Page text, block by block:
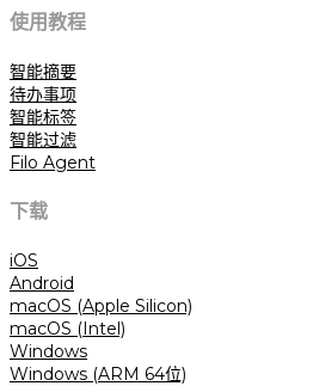
使用教程
智能摘要
待办事项
智能标签
智能过滤
Filo Agent
下载
iOS
Android
macOS (Apple Silicon)
macOS (Intel)
Windows
Windows (ARM 64位)